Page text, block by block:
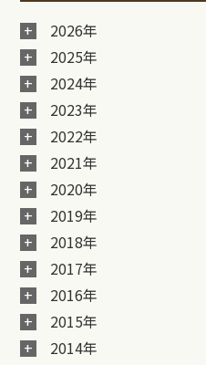
2026年
2025年
2024年
2023年
2022年
2021年
2020年
2019年
2018年
2017年
2016年
2015年
2014年